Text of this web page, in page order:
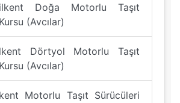
Doğa Motorlu Taşıt
(Avcılar)
Dörtyol Motorlu Taşıt
(Avcılar)
Motorlu Taşıt Sürücüleri